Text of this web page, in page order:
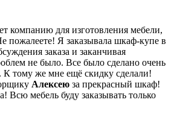
компанию для изготовления мебели,
пожалеете! Я заказывала шкаф-купе в
заказа и заканчивая
не было. Все было сделано очень
К тому же мне ещё скидку сделали!
Алексею за прекрасный шкаф!
Всю мебель буду заказывать только